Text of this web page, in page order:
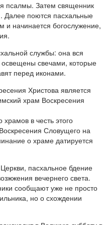
псалмы. Затем священник
Далее поются пасхальные
и начинается богослужение,
службы: она вся
свечами, которые
перед иконами.
Христова является
храм Воскресения
в честь этого
Словущего на
о храме датируется
пасхальное бдение
вечернего света.
сообщают уже не просто
но о схождении